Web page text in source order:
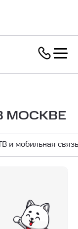
МОСКВЕ
и мобильная связь